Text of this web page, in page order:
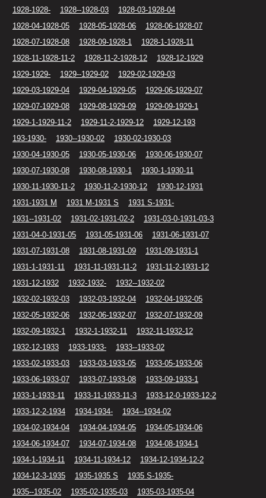
1928-1928- 1928--1928-03
1928-03-1928-04
1928-04-1928-05
1928-05-1928-06
1928-06-1928-07
1928-07-1928-08
1928-09-1928-1
1928-1-1928-11
1928-11-1928-11-2
1928-11-2-1928-12
1928-12-1929
1929-1929-
1929--1929-02
1929-02-1929-03
1929-03-1929-04
1929-04-1929-05
1929-06-1929-07
1929-07-1929-08
1929-08-1929-09
1929-09-1929-1
1929-1-1929-11-2
1929-11-2-1929-12
1929-12-193
193-1930-
1930--1930-02
1930-02-1930-03
1930-04-1930-05
1930-05-1930-06
1930-06-1930-07
1930-07-1930-08
1930-08-1930-1
1930-1-1930-11
1930-11-1930-11-2
1930-11-2-1930-12
1930-12-1931
1931-1931 M
1931 M-1931 S
1931 S-1931-
1931--1931-02
1931-02-1931-02-2
1931-03-0-1931-03-3
1931-04-0-1931-05
1931-05-1931-06
1931-06-1931-07
1931-07-1931-08
1931-08-1931-09
1931-09-1931-1
1931-1-1931-11
1931-11-1931-11-2
1931-11-2-1931-12
1931-12-1932
1932-1932-
1932--1932-02
1932-02-1932-03
1932-03-1932-04
1932-04-1932-05
1932-05-1932-06
1932-06-1932-07
1932-07-1932-09
1932-09-1932-1
1932-1-1932-11
1932-11-1932-12
1932-12-1933
1933-1933-
1933--1933-02
1933-02-1933-03
1933-03-1933-05
1933-05-1933-06
1933-06-1933-07
1933-07-1933-08
1933-09-1933-1
1933-1-1933-11
1933-11-1933-11-3
1933-12-0-1933-12-2
1933-12-2-1934
1934-1934-
1934--1934-02
1934-02-1934-04
1934-04-1934-05
1934-05-1934-06
1934-06-1934-07
1934-07-1934-08
1934-08-1934-1
1934-1-1934-11
1934-11-1934-12
1934-12-1934-12-2
1934-12-3-1935
1935-1935 S
1935 S-1935-
1935--1935-02
1935-02-1935-03
1935-03-1935-04